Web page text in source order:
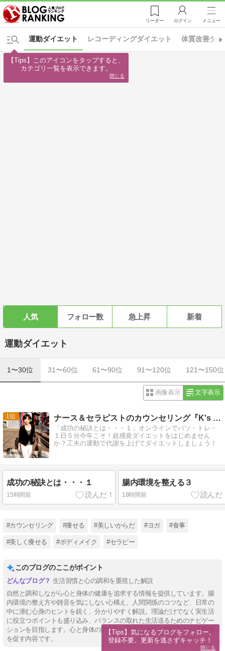
リーダー ログイン メニュー
レコーディングダイエット 体質改善ダ
運動ダイエット
人気 フォロー数 急上昇 新着
運動ダイエット
1〜30位 31〜60位 61〜90位 91〜120位 121〜150位
画像表示 文字表示
1 ナース＆セラピストのカウンセリング『K's パソ・トレ』
「成功の秘訣とは・・・１」オンラインでパソ・トレ・
１日５分今年こそ！超感覚ダイエットをはじめません
か？工夫の運動で代謝を上げてダイエットしましょう！
成功の秘訣とは・・・１
15時間前
腸内環境を整える３
18時間前
#カウンセリング #痩せる #美しいからだ #ヨガ #食事
#美しく痩せる #ボディメイク #セラピー
このブログのここがポイント
生活習慣と心の調和を重視した解説
自然と調和しながら心と身体の健康を追求する情報を提供しています。腸
内環境の整え方や雑音を気にしない心構え、人間関係のコツなど、日常の
中に潜む心身のヒントを鋭く、分かりやすく解説。理論だけでなく実生活
に役立つポイントも盛り込み、バランスの取れた生活送るためのナビゲー
ションを目指します。心と身体の関係性に焦点を当て、前向きな自己管理
を促す内容です。
【Tips】このアイコンをタップすると、
カテゴリ一覧を表示できます。
閉じる
【Tips】気になるブログをフォロー。
登録不要。更新を逃さずキャッチ！
閉じる